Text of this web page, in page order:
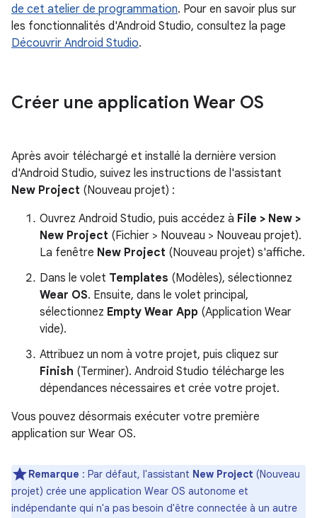
de cet atelier de programmation. Pour en savoir plus sur
les fonctionnalités d'Android Studio, consultez la page
Découvrir Android Studio.
Créer une application Wear OS
Après avoir téléchargé et installé la dernière version
d'Android Studio, suivez les instructions de l'assistant
New Project (Nouveau projet) :
Ouvrez Android Studio, puis accédez à File > New >
New Project (Fichier > Nouveau > Nouveau projet).
La fenêtre New Project (Nouveau projet) s'affiche.
Dans le volet Templates (Modèles), sélectionnez
Wear OS. Ensuite, dans le volet principal,
sélectionnez Empty Wear App (Application Wear
vide).
Attribuez un nom à votre projet, puis cliquez sur
Finish (Terminer). Android Studio télécharge les
dépendances nécessaires et crée votre projet.
Vous pouvez désormais exécuter votre première
application sur Wear OS.
Remarque : Par défaut, l'assistant New Project (Nouveau
projet) crée une application Wear OS autonome et
indépendante qui n'a pas besoin d'être connectée à un autre